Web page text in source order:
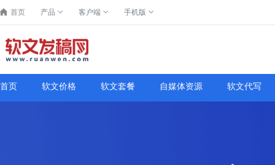
首页 产品 客户端 手机版
首页 软文价格 软文套餐 自媒体资源 软文代写